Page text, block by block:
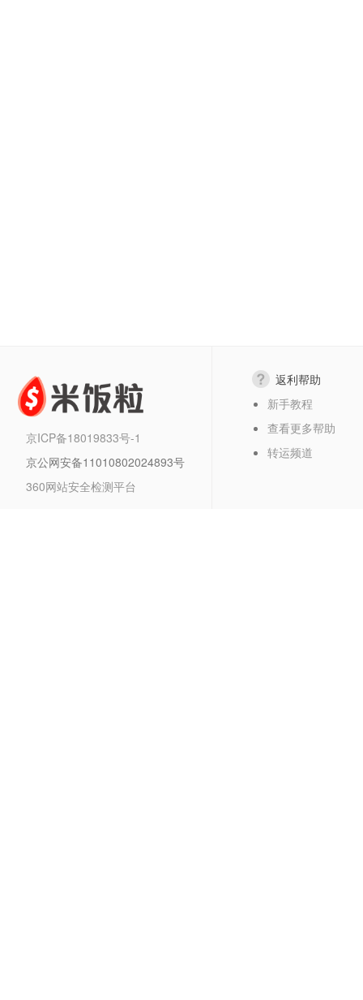
京ICP备18019833号-1
京公网安备11010802024893号
360网站安全检测平台
返利帮助
新手教程
查看更多帮助
转运频道